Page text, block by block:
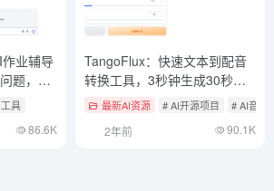
业辅导
题，作
App
具
86.6K
TangoFlux：快速文本到配音
转换工具，3秒钟生成30秒长
音频最新AI资源 # AI开源项目 # AI音乐
2年前 90.1K